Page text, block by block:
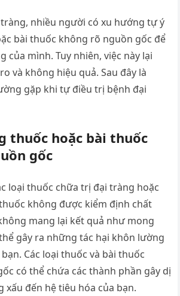
nhiều người có xu hướng tự ý
bài thuốc không rõ nguồn gốc để
của mình. Tuy nhiên, việc này lại
và không hiệu quả. Sau đây là
gặp khi tự điều trị bệnh đại
thuốc hoặc bài thuốc
gốc
loại thuốc chữa trị đại tràng hoặc
không được kiểm định chất
mang lại kết quả như mong
gây ra những tác hại khôn lường
Các loại thuốc và bài thuốc
có thể chứa các thành phần gây dị
xấu đến hệ tiêu hóa của bạn.